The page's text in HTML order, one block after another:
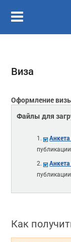
Виза
Оформление
Файлы для
Как